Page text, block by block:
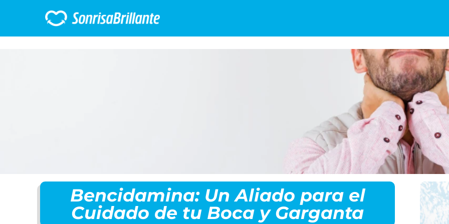
Bencidamina: Un Aliado para el
Cuidado de tu Boca y Garganta